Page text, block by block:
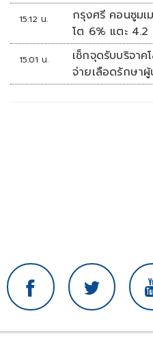
15:12 น.
กรุงศรี คอนซูมเ
โต 6% แตะ 4.2
15:01 น.
เช็กจุดรับบริจา
จ่ายเลือดรักษา
148 ยูนิต